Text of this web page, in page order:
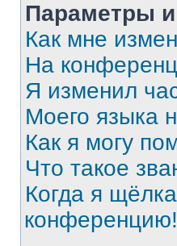
Параметры и
Как мне
На
Я изменил
Моего языка
Как я могу
Что такое
Когда я
конференцию!